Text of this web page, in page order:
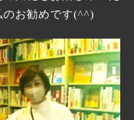
のお勧めです(^^)